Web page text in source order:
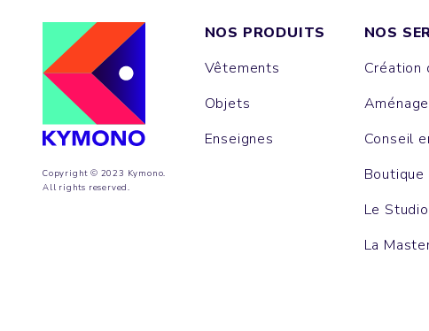
Copyright © 2023 Kymono.
All rights reserved.
NOS PRODUITS
Vêtements
Objets
Enseignes
NOS
Création
Conseil
Le Studio
La